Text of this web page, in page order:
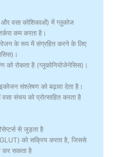
वसा कोशिकाओं) में ग्लूकोज
कम करता है।
के रूप में संग्रहित करने के लिए
को रोकता है (ग्लूकोनियोजेनेसिस)।
संश्लेषण को बढ़ावा देता है।
संचय को प्रोत्साहित करता है
से जुड़ता है
(GLUT) को सक्रिय करता है, जिससे
कर सकता है